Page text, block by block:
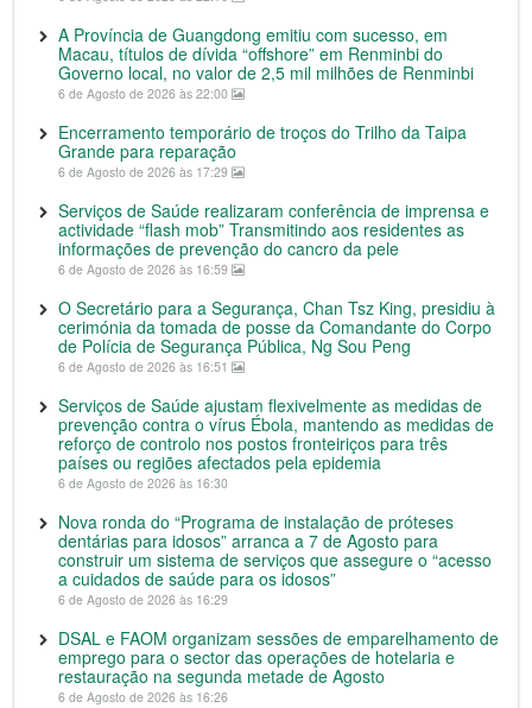
A Província de Guangdong emitiu com sucesso, em
Macau, títulos de dívida “offshore” em Renminbi do
Governo local, no valor de 2,5 mil milhões de Renminbi
6 de Agosto de 2026 às 22:00
Encerramento temporário de troços do Trilho da Taipa
Grande para reparação
6 de Agosto de 2026 às 17:29
Serviços de Saúde realizaram conferência de imprensa e
actividade “flash mob” Transmitindo aos residentes as
informações de prevenção do cancro da pele
6 de Agosto de 2026 às 16:59
O Secretário para a Segurança, Chan Tsz King, presidiu à
cerimónia da tomada de posse da Comandante do Corpo
de Polícia de Segurança Pública, Ng Sou Peng
6 de Agosto de 2026 às 16:51
Serviços de Saúde ajustam flexivelmente as medidas de
prevenção contra o vírus Ébola, mantendo as medidas de
reforço de controlo nos postos fronteiriços para três
países ou regiões afectados pela epidemia
6 de Agosto de 2026 às 16:30
Nova ronda do “Programa de instalação de próteses
dentárias para idosos” arranca a 7 de Agosto para
construir um sistema de serviços que assegure o “acesso
a cuidados de saúde para os idosos”
6 de Agosto de 2026 às 16:29
DSAL e FAOM organizam sessões de emparelhamento de
emprego para o sector das operações de hotelaria e
restauração na segunda metade de Agosto
6 de Agosto de 2026 às 16:26